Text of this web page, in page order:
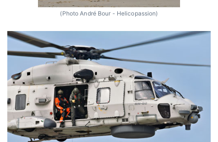
(Photo André Bour - Helicopassion)